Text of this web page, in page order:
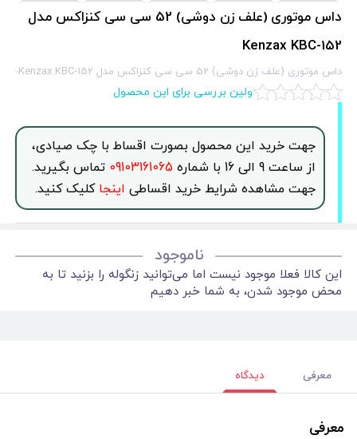
داس موتوری (علف‌ زن دوشی) 52 سی‌ سی کنزاکس مدل
Kenzax KBC-152
داس موتوری (علف‌ زن دوشی) 52 سی‌ سی کنزاکس مدل Kenzax KBC-152
اولین بررسی برای این محصول
جهت خرید این محصول بصورت اقساط با چک صیادی،
از ساعت 9 الی 16 با شماره
09103161065 تماس بگیرید.
جهت مشاهده شرایط خرید اقساطی اینجاکلیک کنید.
ناموجود
این کالا فعلا موجود نیست اما می‌توانید زنگوله را بزنید تا به
محض موجود شدن، به شما خبر دهیم
معرفی دیدگاه
معرفی